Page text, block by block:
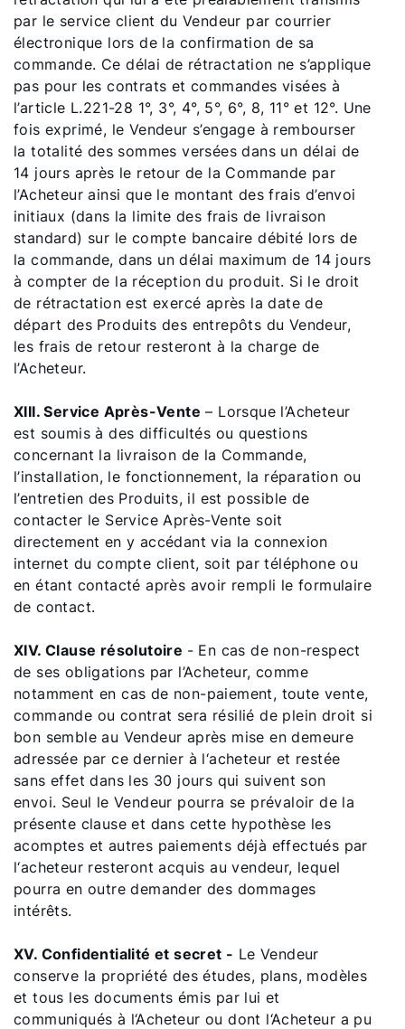
par le service client du Vendeur par courrier
électronique lors de la confirmation de sa
commande. Ce délai de rétractation ne s’applique
pas pour les contrats et commandes visées à
l’article L.221-28 1°, 3°, 4°, 5°, 6°, 8, 11° et 12°. Une
fois exprimé, le Vendeur s’engage à rembourser
la totalité des sommes versées dans un délai de
14 jours après le retour de la Commande par
l’Acheteur ainsi que le montant des frais d’envoi
initiaux (dans la limite des frais de livraison
standard) sur le compte bancaire débité lors de
la commande, dans un délai maximum de 14 jours
à compter de la réception du produit. Si le droit
de rétractation est exercé après la date de
départ des Produits des entrepôts du Vendeur,
les frais de retour resteront à la charge de
l’Acheteur.
XIII. Service Après-Vente – Lorsque l’Acheteur
est soumis à des difficultés ou questions
concernant la livraison de la Commande,
l’installation, le fonctionnement, la réparation ou
l’entretien des Produits, il est possible de
contacter le Service Après-Vente soit
directement en y accédant via la connexion
internet du compte client, soit par téléphone ou
en étant contacté après avoir rempli le formulaire
de contact.
XIV. Clause résolutoire - En cas de non-respect
de ses obligations par l’Acheteur, comme
notamment en cas de non-paiement, toute vente,
commande ou contrat sera résilié de plein droit si
bon semble au Vendeur après mise en demeure
adressée par ce dernier à l‘acheteur et restée
sans effet dans les 30 jours qui suivent son
envoi. Seul le Vendeur pourra se prévaloir de la
présente clause et dans cette hypothèse les
acomptes et autres paiements déjà effectués par
l‘acheteur resteront acquis au vendeur, lequel
pourra en outre demander des dommages
intérêts.
XV. Confidentialité et secret - Le Vendeur
conserve la propriété des études, plans, modèles
et tous les documents émis par lui et
communiqués à l‘Acheteur ou dont l‘Acheteur a pu